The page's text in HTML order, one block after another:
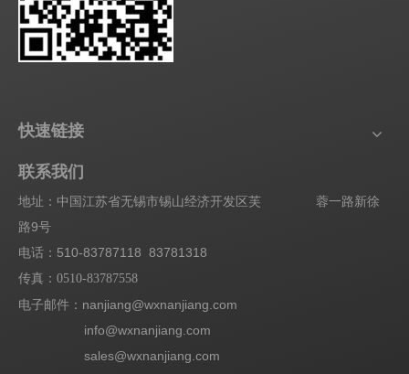
快速链接
联系我们
地址：中国江苏省无锡市锡山经济开发区芙 蓉一路新徐
路9号
电话：510-83787118 83781318
传真： 0510-83787558
电子邮件：nanjiang@wxnanjiang.com
info@wxnanjiang.com
sales@wxnanjiang.com